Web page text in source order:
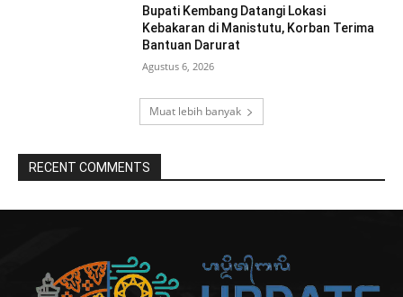
Bupati Kembang Datangi Lokasi
Kebakaran di Manistutu, Korban Terima
Bantuan Darurat
Agustus 6, 2026
Muat lebih banyak
RECENT COMMENTS